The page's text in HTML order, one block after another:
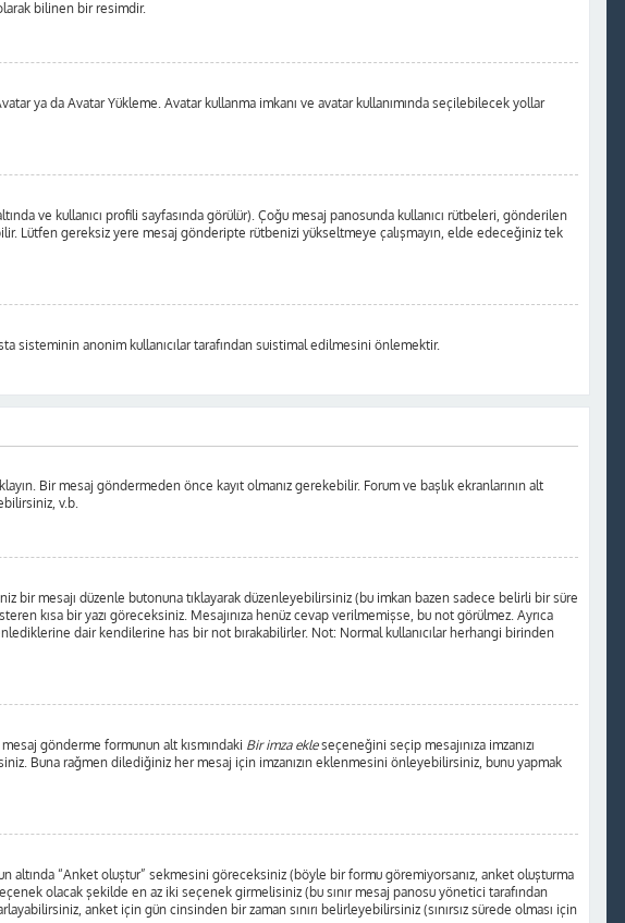
bilinen bir resimdir.
ya da Avatar Yükleme. Avatar kullanma imkanı ve avatar kullanımında seçilebilecek yollar
ve kullanıcı profili sayfasında görülür). Çoğu mesaj panosunda kullanıcı rütbeleri, gönderilen
Lütfen gereksiz yere mesaj gönderipte rütbenizi yükseltmeye çalışmayın, elde edeceğiniz tek
sisteminin anonim kullanıcılar tarafından suistimal edilmesini önlemektir.
Bir mesaj göndermeden önce kayıt olmanız gerekebilir. Forum ve başlık ekranlarının alt
v.b.
bir mesajı düzenle butonuna tıklayarak düzenleyebilirsiniz (bu imkan bazen sadece belirli bir süre
kısa bir yazı göreceksiniz. Mesajınıza henüz cevap verilmemişse, bu not görülmez. Ayrıca
dair kendilerine has bir not bırakabilirler. Not: Normal kullanıcılar herhangi birinden
gönderme formunun alt kısmındaki Bir imza ekleseçeneğini seçip mesajınıza imzanızı
Buna rağmen dilediğiniz her mesaj için imzanızın eklenmesini önleyebilirsiniz, bunu yapmak
altında “Anket oluştur” sekmesini göreceksiniz (böyle bir formu göremiyorsanız, anket oluşturma
olacak şekilde en az iki seçenek girmelisiniz (bu sınır mesaj panosu yönetici tarafından
anket için gün cinsinden bir zaman sınırı belirleyebilirsiniz (sınırsız sürede olması için